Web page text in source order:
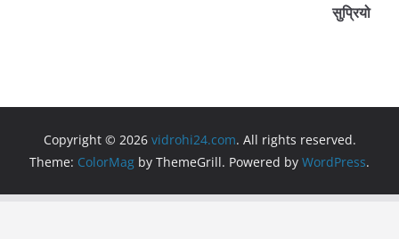
सुप्रियो
Copyright © 2026 vidrohi24.com. All rights reserved.
Theme: ColorMag by ThemeGrill. Powered by WordPress.